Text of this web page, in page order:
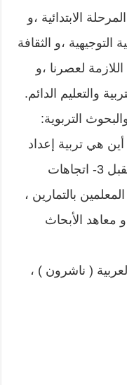
الابتدائية ،و
التوجيهية ،و الثقافة
لعصرنا ،و
والتعليم الدائم.
التربوية:
هي تربية إعداد
المعلمين؟ ،و اختيار معلمي المستقبل 3- اتجاهات
المعلمين 4- تهيئة المعلمين بالتمارين ،
معاهد الأبحاث
( ناشرون ) ،